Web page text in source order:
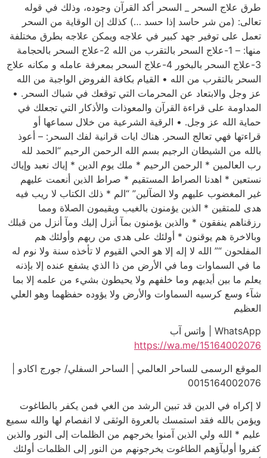
طرق علاج السحر _ السحر أكد القرآن وجوده، وذلك في قوله
تعالى: (من شر حاسد إذا حسد …) كذلك إن الوقاية من السحر
تعمل على توفير جهد كبير في علاجه ويمكن علاجه بطرق مختلفة
منها: – 1-علاج السحر بالتقرب من الله 2-علاج السحر بالحجامة
3-علاج السحر بالبخور 4-علاج السحر بمعرفة عامله و مكانه علاج
السحر بالتقرب من الله • القيام بكافة الفروض الواجبة من الله
عز وجل والابتعاد عن المحرمات التي توقعك في شباك السحر. •
المداومة على قراءة القرآن والمعوذات والأذكار التي تجعلك في
حماية الله عز وجل. • الرقية الشرعية من خلال سماعها أو
قراءتها فهي تعالج السحر. هناك ايات قرانية لفك السحر: – أعوذ
بالله من الشيطان الرجيم بسم الله الرحمن الرحيم “الحمد لله
رب العالمين * الرحمن الرحيم * ملك يوم الدين * إياك نعبد وإياك
نستعين * اهدنا الصراط المستقيم * صراط الذين أنعمت عليهم
غير المغضوب عليهم ولا الضآلين” “الم * ذلك الكتاب لا ريب فيه
هدى للمتقين * الذين يؤمنون بالغيب ويقيمون الصلاة ومما
رزقناهم ينفقون * والذين يؤمنون بمآ أنزل إليك ومآ أنزل من قبلك
وبالاخرة هم يوقنون * أولئك على هدى من ربهم وأولئك هم
المفلحون “” الله لا إله إلا هو الحي القيوم لا تأخذه سنة ولا نوم له
ما في السماوات وما في الأرض من ذا الذي يشفع عنده إلا بإذنه
يعلم ما بين أيديهم وما خلفهم ولا يحيطون بشيء من علمه إلا بما
شآء وسع كرسيه السماوات والأرض ولا يؤوده حفظهما وهو العلي
العظيم
WhatsApp | واتس آب
https://wa.me/15164002076
الموقع الرسمى للساحر العالمي | الساحر السفلي/ جورج اكادو |
0015164002076
لا إكراه في الدين قد تبين الرشد من الغي فمن يكفر بالطاغوت
ويؤمن بالله فقد استمسك بالعروة الوثقى لا انفصام لها والله سميع
عليم * الله ولي الذين آمنوا يخرجهم من الظلمات إلى النور والذين
كفروا أوليآؤهم الطاغوت يخرجونهم من النور إلى الظلمات أولئك